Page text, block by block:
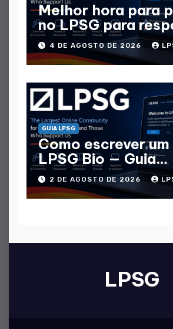
Melhor hora para
no LPSG para
máximas
4 DE AGOSTO DE 2026
GUIA LPSG
Como escrever um
LPSG Bio — Guia
completo
2 DE AGOSTO DE 2026
LPSG